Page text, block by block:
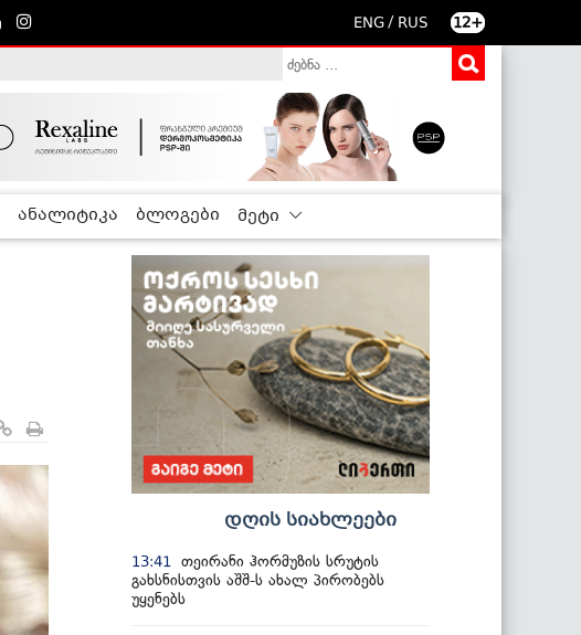
ENG / RUS 12+
ანალიტიკა ბლოგები მეტი
დღის სიახლეები
13:41
თეირანი ჰორმუზის სრუტის
გახსნისთვის აშშ-ს ახალ პირობებს
უყენებს